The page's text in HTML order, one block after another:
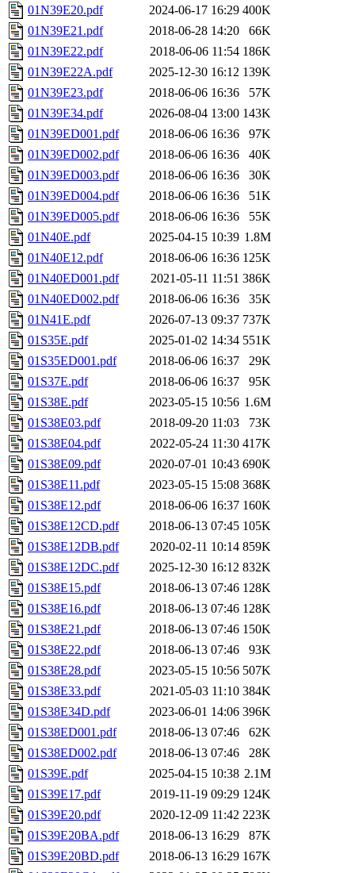
01N39E20.pdf
2024-06-17 16:29 400K
01N39E21.pdf
2018-06-28 14:20
66K
01N39E22.pdf
2018-06-06 11:54 186K
01N39E22A.pdf
2025-12-30 16:12 139K
01N39E23.pdf
2018-06-06 16:36
57K
01N39E34.pdf
2026-08-04 13:00 143K
01N39ED001.pdf
2018-06-06 16:36
97K
01N39ED002.pdf
2018-06-06 16:36
40K
01N39ED003.pdf
2018-06-06 16:36
30K
01N39ED004.pdf
2018-06-06 16:36
51K
01N39ED005.pdf
2018-06-06 16:36
55K
01N40E.pdf
2025-04-15 10:39 1.8M
01N40E12.pdf
2018-06-06 16:36 125K
01N40ED001.pdf
2021-05-11 11:51 386K
01N40ED002.pdf
2018-06-06 16:36
35K
01N41E.pdf
2026-07-13 09:37 737K
01S35E.pdf
2025-01-02 14:34 551K
01S35ED001.pdf
2018-06-06 16:37
29K
01S37E.pdf
2018-06-06 16:37
95K
01S38E.pdf
2023-05-15 10:56 1.6M
01S38E03.pdf
2018-09-20 11:03
73K
01S38E04.pdf
2022-05-24 11:30 417K
01S38E09.pdf
2020-07-01 10:43 690K
01S38E11.pdf
2023-05-15 15:08 368K
01S38E12.pdf
2018-06-06 16:37 160K
01S38E12CD.pdf
2018-06-13 07:45 105K
01S38E12DB.pdf
2020-02-11 10:14 859K
01S38E12DC.pdf
2025-12-30 16:12 832K
01S38E15.pdf
2018-06-13 07:46 128K
01S38E16.pdf
2018-06-13 07:46 128K
01S38E21.pdf
2018-06-13 07:46 150K
01S38E22.pdf
2018-06-13 07:46
93K
01S38E28.pdf
2023-05-15 10:56 507K
01S38E33.pdf
2021-05-03 11:10 384K
01S38E34D.pdf
2023-06-01 14:06 396K
01S38ED001.pdf
2018-06-13 07:46
62K
01S38ED002.pdf
2018-06-13 07:46
28K
01S39E.pdf
2025-04-15 10:38 2.1M
01S39E17.pdf
2019-11-19 09:29 124K
01S39E20.pdf
2020-12-09 11:42 223K
01S39E20BA.pdf
2018-06-13 16:29
87K
01S39E20BD.pdf
2018-06-13 16:29 167K